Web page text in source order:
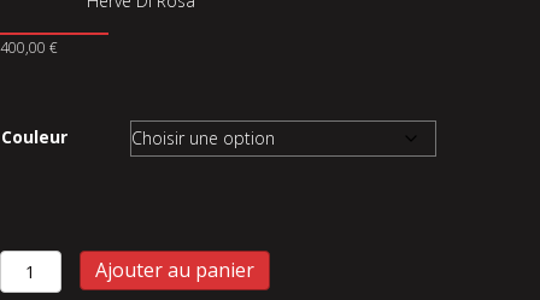
400,00 €
Couleur
Ajouter au panier